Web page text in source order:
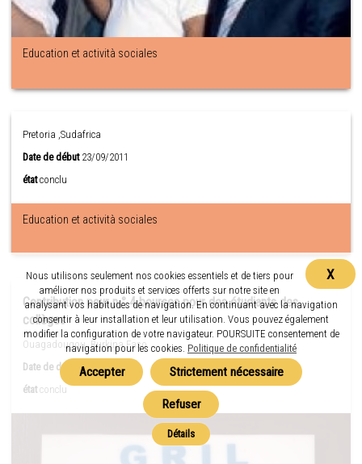
Education et actività sociales
Pretoria ,Sudafrica
Date de début23/09/2011
état conclu
Education et actività sociales
Contribution pour n ° 4 bourses pour des étudiants des
collèges
Ouagadougou ,Burkina Faso
Date de début
06/05/2011
état conclu
X
Nous utilisons seulement nos cookies essentiels et de tiers pour
améliorer nos produits et services offerts sur notre site en
analysant vos habitudes de navigation. En continuant avec la navigation
consentir à leur installation et leur utilisation. Vous pouvez également
modifier la configuration de votre navigateur. POURSUITE consentement de
navigation pour les cookies. Politique de confidentialité